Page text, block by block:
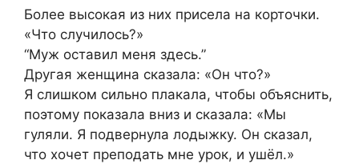
Более высокая из них присела на корточки.
«Что случилось?»
“Муж оставил меня здесь.”
Другая женщина сказала: «Он что?»
Я слишком сильно плакала, чтобы объяснить,
поэтому показала вниз и сказала: «Мы
гуляли. Я подвернула лодыжку. Он сказал,
что хочет преподать мне урок, и ушёл.»